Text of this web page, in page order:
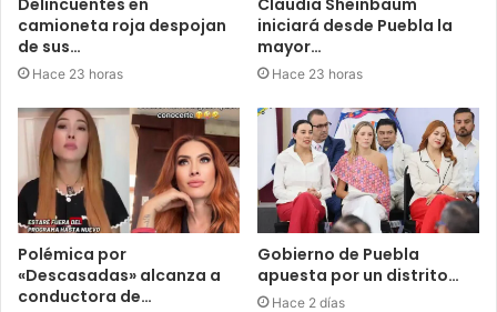
camioneta roja despojan
de sus…
Hace 23 horas
iniciará desde Puebla la
mayor…
Hace 23 horas
Polémica por
«Descasadas» alcanza a
conductora de…
Gobierno de Puebla
apuesta por un distrito…
Hace 2 días